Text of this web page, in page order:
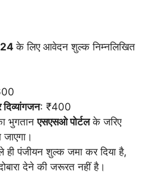
के लिए आवेदन शुल्क निम्नलिखित
दिव्यांगजन: ₹400
भुगतानएसएसओ पोर्टलके जरिए
पंजीयन शुल्क जमा कर दिया है,
देने की जरूरत नहीं है।